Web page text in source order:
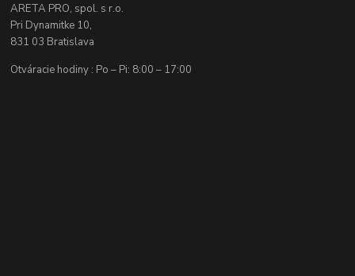
ARETA PRO, spol. s r.o.
Pri Dynamitke 10,
831 03 Bratislava
Otváracie hodiny : Po – Pi: 8:00 – 17:00